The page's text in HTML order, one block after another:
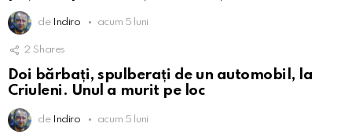
de Indiro acum 5 luni
2 Shares
Doi bărbați, spulberați de un automobil, la
Criuleni. Unul a murit pe loc
de Indiro acum 5 luni